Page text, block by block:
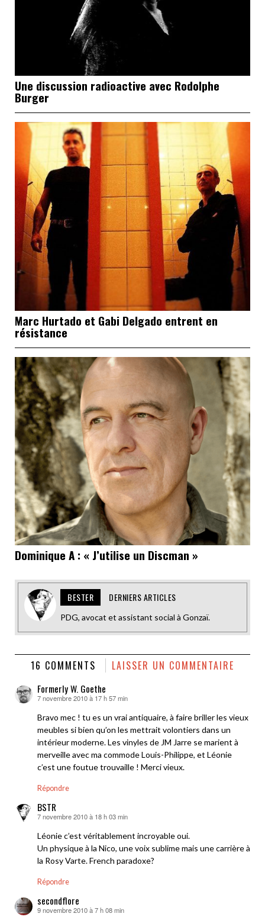
Une discussion radioactive avec Rodolphe
Burger
Marc Hurtado et Gabi Delgado entrent en
résistance
Dominique A : « J’utilise un Discman »
BESTER DERNIERS ARTICLES
PDG, avocat et assistant social à Gonzaï.
16 COMMENTS LAISSER UN COMMENTAIRE
Formerly W. Goethe
dit :
7 novembre 2010 à 17 h 57 min
Bravo mec ! tu es un vrai antiquaire, à faire briller les vieux
meubles si bien qu’on les mettrait volontiers dans un
intérieur moderne. Les vinyles de JM Jarre se marient à
merveille avec ma commode Louis-Philippe, et Léonie
c’est une foutue trouvaille ! Merci vieux.
Répondre
BSTR
dit :
7 novembre 2010 à 18 h 03 min
Léonie c’est véritablement incroyable oui.
Un physique à la Nico, une voix sublime mais une carrière à
la Rosy Varte. French paradoxe?
Répondre
secondflore
dit :
9 novembre 2010 à 7 h 08 min